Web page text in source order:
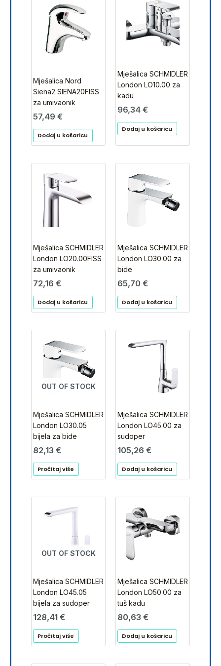
Mješalica Nord
Siena2 SIENA20FISS
za umivaonik
57,49 €
Dodaj u košaricu
Mješalica SCHMIDLER
London LO10.00 za
kadu
96,34 €
Dodaj u košaricu
Mješalica SCHMIDLER
London LO20.00FISS
za umivaonik
72,16 €
Dodaj u košaricu
Mješalica SCHMIDLER
London LO30.00 za
bide
65,70 €
Dodaj u košaricu
OUT OF STOCK
Mješalica SCHMIDLER
London LO30.05
bijela za bide
82,13 €
Pročitaj više
Mješalica SCHMIDLER
London LO45.00 za
sudoper
105,26 €
Dodaj u košaricu
OUT OF STOCK
Mješalica SCHMIDLER
London LO45.05
bijela za sudoper
128,41 €
Pročitaj više
Mješalica SCHMIDLER
London LO50.00 za
tuš kadu
80,63 €
Dodaj u košaricu